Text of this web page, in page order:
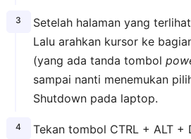
Setelah halaman yang
Lalu arahkan kursor ke
(yang ada tanda tombol
sampai nanti menemukan
Shutdown pada laptop.
Tekan tombol CTRL + ALT +